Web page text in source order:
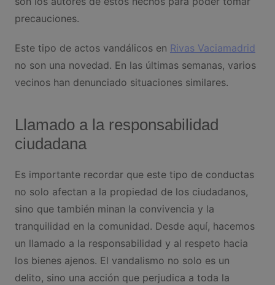
precauciones.
Este tipo de actos vandálicos en Rivas Vaciamadrid
no son una novedad. En las últimas semanas, varios
vecinos han denunciado situaciones similares.
Llamado a la responsabilidad
ciudadana
Es importante recordar que este tipo de conductas
no solo afectan a la propiedad de los ciudadanos,
sino que también minan la convivencia y la
tranquilidad en la comunidad. Desde aquí, hacemos
un llamado a la responsabilidad y al respeto hacia
los bienes ajenos. El vandalismo no solo es un
delito, sino una acción que perjudica a toda la